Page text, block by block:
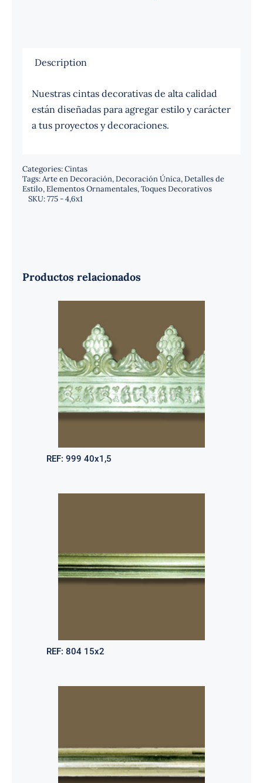
Description
Nuestras cintas decorativas de alta calidad
están diseñadas para agregar estilo y carácter
a tus proyectos y decoraciones.
Categories:Cintas
Tags:Arte en Decoración,Decoración Única,Detalles de
Estilo,Elementos Ornamentales,Toques Decorativos
SKU:775 - 4,6x1
Productos relacionados
REF: 999 40x1,5
REF: 804 15x2